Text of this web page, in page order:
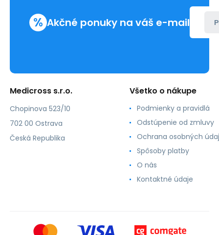
% Akčné ponuky na váš e-mail
Medicross s.r.o.
Chopinova 523/10
702 00 Ostrava
Česká Republika
Všetko o nákupe
Podmienky a pravidlá
Odstúpenie od zmluvy
Ochrana osobných
Spôsoby platby
O nás
Kontaktné údaje